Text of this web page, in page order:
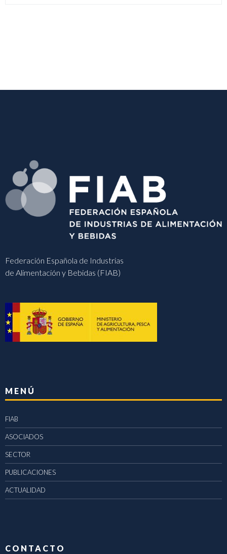
Federación Española de Industrias
de Alimentación y Bebidas (FIAB)
MENÚ
FIAB
ASOCIADOS
SECTOR
PUBLICACIONES
ACTUALIDAD
CONTACTO